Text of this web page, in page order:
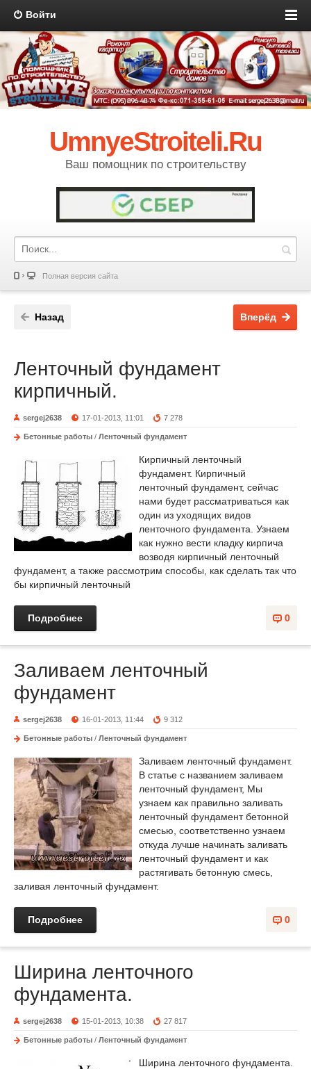
Войти
UmnyeStroiteli.Ru
Ваш помощник по строительству
Полная версия сайта
Вперёд
Назад
Ленточный фундамент
кирпичный.
sergej2638 17-01-2013, 11:01 7 278
Бетонные работы / Ленточный фундамент
Кирпичный ленточный
фундамент. Кирпичный
ленточный фундамент, сейчас
нами будет рассматриваться как
один из уходящих видов
ленточного фундамента. Узнаем
как нужно вести кладку кирпича
возводя кирпичный ленточный
фундамент, а также рассмотрим способы, как сделать так что
бы кирпичный ленточный
0
Подробнее
Заливаем ленточный
фундамент
sergej2638 16-01-2013, 11:44 9 312
Бетонные работы / Ленточный фундамент
Заливаем ленточный фундамент.
В статье с названием заливаем
ленточный фундамент, Мы
узнаем как правильно заливать
ленточный фундамент бетонной
смесью, соответственно узнаем
откуда лучше начинать заливать
ленточный фундамент и как
растягивать бетонную смесь,
заливая ленточный фундамент.
0
Подробнее
Ширина ленточного
фундамента.
sergej2638 15-01-2013, 10:38 27 817
Бетонные работы / Ленточный фундамент
Ширина ленточного фундамента.